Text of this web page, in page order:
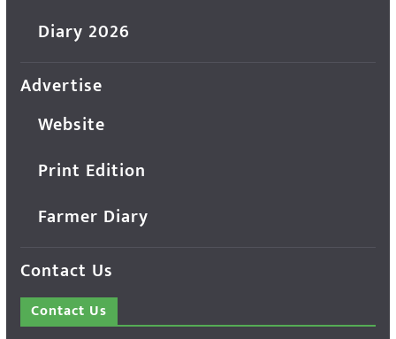
Diary 2026
Advertise
Website
Print Edition
Farmer Diary
Contact Us
Contact Us